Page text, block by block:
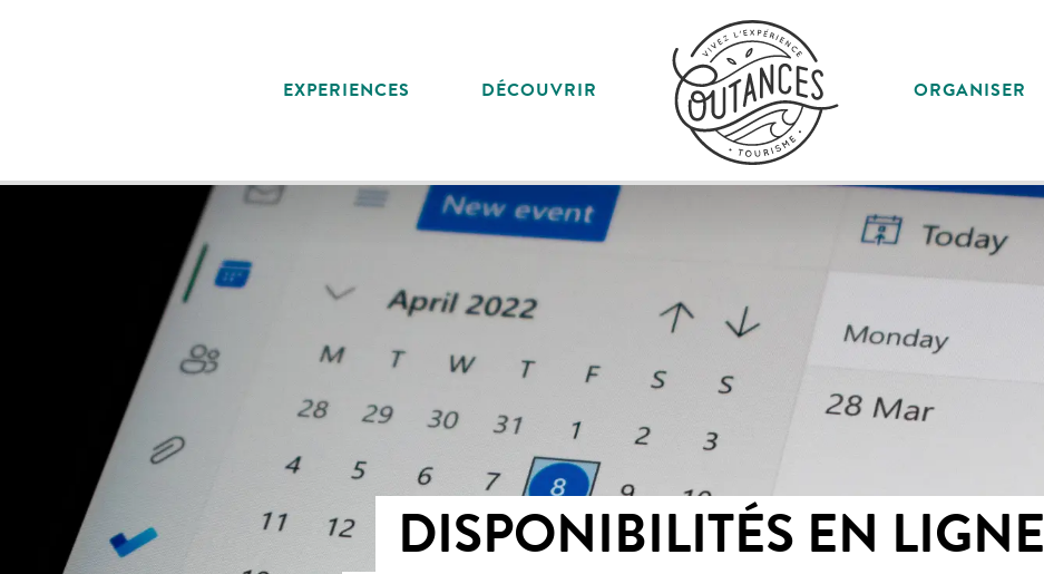
EXPERIENCES DÉCOUVRIR ORGANISER
DISPONIBILITÉS EN LIGNE